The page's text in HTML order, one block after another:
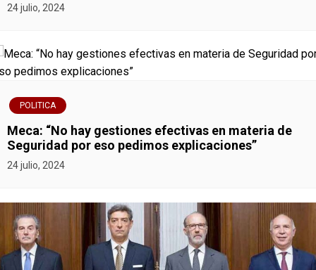
24 julio, 2024
POLITICA
Meca: “No hay gestiones efectivas en materia de
Seguridad por eso pedimos explicaciones”
24 julio, 2024